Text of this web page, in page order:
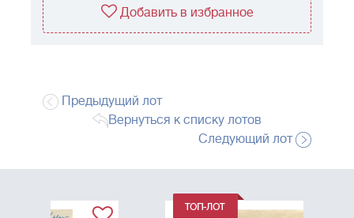
Добавить в избранное
Предыдущий лот
Вернуться к списку лотов
Следующий лот